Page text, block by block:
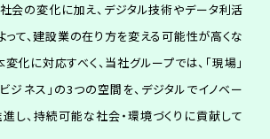
会の変化に加え、デジタル技術やデータ利活
て、建設業の在り方を変える可能性が高くな
変化に対応すべく、当社グループでは、「現場」
ビジネス」の3つの空間を、デジタルでイノベー
し、持続可能な社会・環境づくりに貢献して